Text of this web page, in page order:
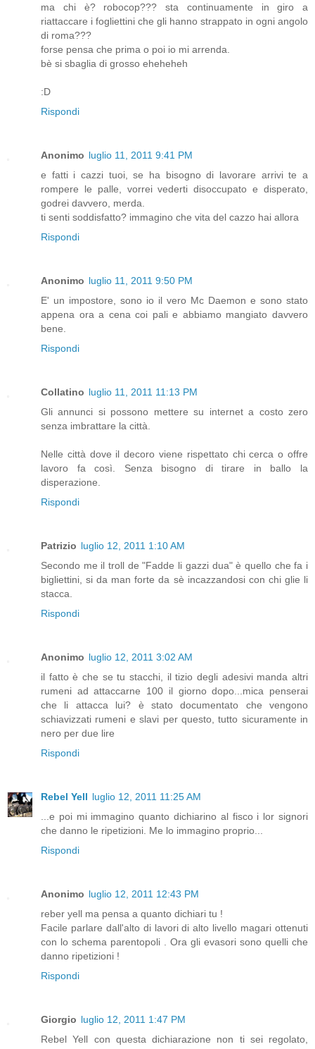
ma chi è? robocop??? sta continuamente in giro a
riattaccare i fogliettini che gli hanno strappato in ogni angolo
di roma???
forse pensa che prima o poi io mi arrenda.
bè si sbaglia di grosso eheheheh
:D
Rispondi
Anonimo luglio 11, 2011 9:41 PM
e fatti i cazzi tuoi, se ha bisogno di lavorare arrivi te a
rompere le palle, vorrei vederti disoccupato e disperato,
godrei davvero, merda.
ti senti soddisfatto? immagino che vita del cazzo hai allora
Rispondi
Anonimo luglio 11, 2011 9:50 PM
E' un impostore, sono io il vero Mc Daemon e sono stato
appena ora a cena coi pali e abbiamo mangiato davvero
bene.
Rispondi
Collatino luglio 11, 2011 11:13 PM
Gli annunci si possono mettere su internet a costo zero
senza imbrattare la città.
Nelle città dove il decoro viene rispettato chi cerca o offre
lavoro fa così. Senza bisogno di tirare in ballo la
disperazione.
Rispondi
Patrizio luglio 12, 2011 1:10 AM
Secondo me il troll de "Fadde li gazzi dua" è quello che fa i
bigliettini, si da man forte da sè incazzandosi con chi glie li
stacca.
Rispondi
Anonimo luglio 12, 2011 3:02 AM
il fatto è che se tu stacchi, il tizio degli adesivi manda altri
rumeni ad attaccarne 100 il giorno dopo...mica penserai
che li attacca lui? è stato documentato che vengono
schiavizzati rumeni e slavi per questo, tutto sicuramente in
nero per due lire
Rispondi
Rebel Yell luglio 12, 2011 11:25 AM
...e poi mi immagino quanto dichiarino al fisco i lor signori
che danno le ripetizioni. Me lo immagino proprio...
Rispondi
Anonimo luglio 12, 2011 12:43 PM
reber yell ma pensa a quanto dichiari tu !
Facile parlare dall'alto di lavori di alto livello magari ottenuti
con lo schema parentopoli . Ora gli evasori sono quelli che
danno ripetizioni !
Rispondi
Giorgio luglio 12, 2011 1:47 PM
Rebel Yell con questa dichiarazione non ti sei regolato,